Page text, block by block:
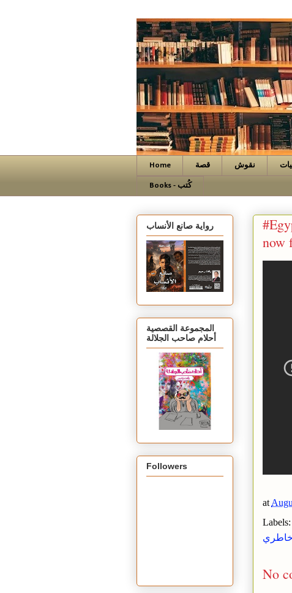
Home قصة نقوش
Books - كُتب
now
at
Labels:
خاطري
No
رواية صانع الأنساب
المجموعة القصصية
أحلام صاحب الجلالة
Followers